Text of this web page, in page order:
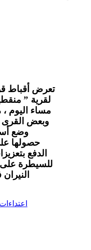
تعرض أقباط
لقرية ”
مساء اليوم
وبعض القرى
وضع
حصولها
الدفع
للسيطرة